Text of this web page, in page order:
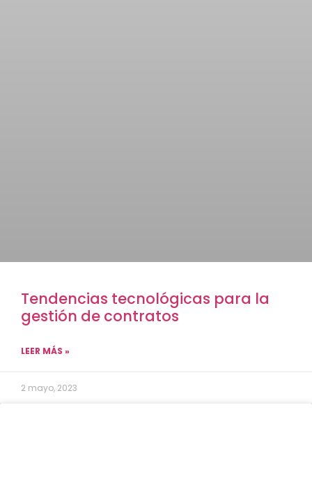
Tendencias tecnológicas para la
gestión de contratos
LEER MÁS »
2 mayo, 2023